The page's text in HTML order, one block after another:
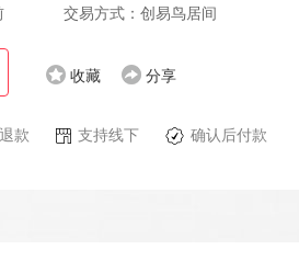
交易方式：创易鸟居间
收藏 分享
款 支持线下 确认后付款